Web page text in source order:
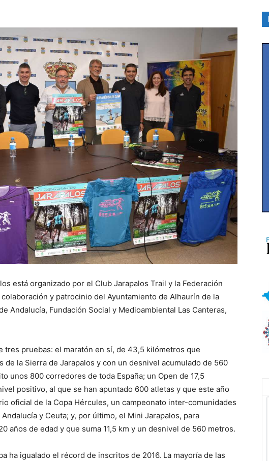
está organizado por el Club Jarapalos Trail y la Federación
y patrocinio del Ayuntamiento de Alhaurín de la
Andalucía, Fundación Social y Medioambiental Las Canteras,
tres pruebas: el maratón en sí, de 43,5 kilómetros que
la Sierra de Jarapalos y con un desnivel acumulado de 560
unos 800 corredores de toda España; un Open de 17,5
positivo, al que se han apuntado 600 atletas y que este año
oficial de la Copa Hércules, un campeonato inter-comunidades
y Ceuta; y, por último, el Mini Jarapalos, para
años de edad y que suma 11,5 km y un desnivel de 560 metros.
ha igualado el récord de inscritos de 2016. La mayoría de las